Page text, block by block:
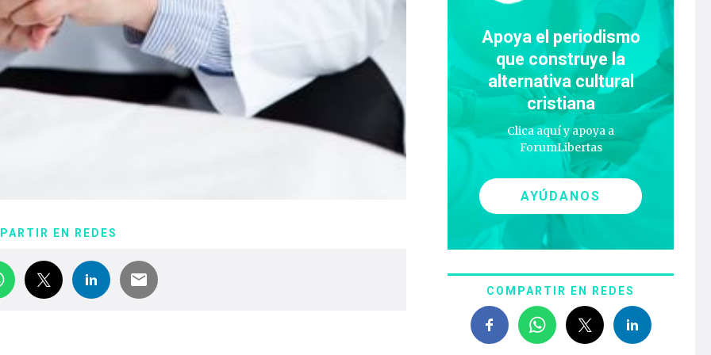
EN REDES
Apoya el periodismo
que construye la
alternativa cultural
cristiana
Clica aquí y apoya a
ForumLibertas
AYÚDANOS
COMPARTIR EN REDES